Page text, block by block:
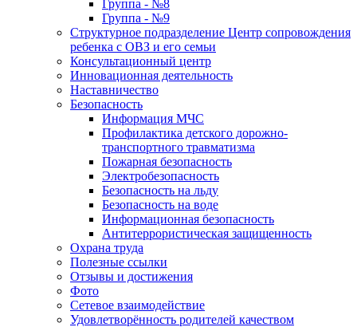
Группа - №8
Группа - №9
Структурное подразделение Центр сопровождения
ребенка с ОВЗ и его семьи
Консультационный центр
Инновационная деятельность
Наставничество
Безопасность
Информация МЧС
Профилактика детского дорожно-
транспортного травматизма
Пожарная безопасность
Электробезопасность
Безопасность на льду
Безопасность на воде
Информационная безопасность
Антитеррористическая защищенность
Охрана труда
Полезные ссылки
Отзывы и достижения
Фото
Сетевое взаимодействие
Удовлетворённость родителей качеством